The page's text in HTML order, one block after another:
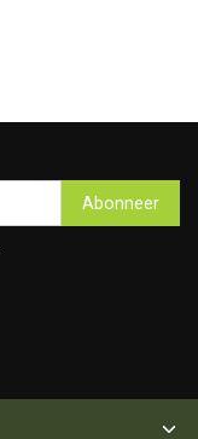
Abonneer